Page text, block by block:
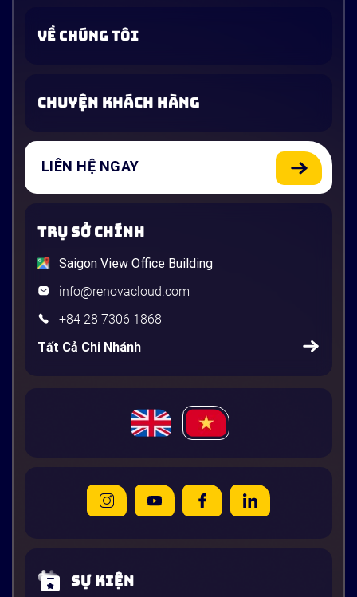
VỀ CHÚNG TÔI
CHUYỆN KHÁCH HÀNG
LIÊN HỆ NGAY
TRỤ SỞ CHÍNH
Saigon View Office Building
info@renovacloud.com
+84 28 7306 1868
Tất Cả Chi Nhánh
Sự kiện